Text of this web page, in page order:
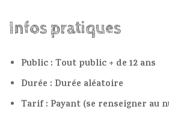
Infos pratiques
Public : Tout public + de 12 ans
Durée : Durée aléatoire
Tarif : Payant (se renseigner au